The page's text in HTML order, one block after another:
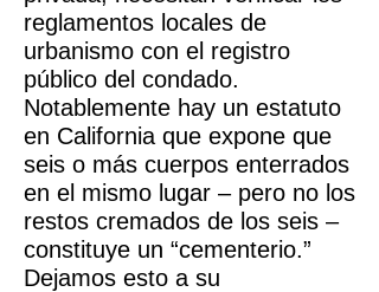
reglamentos locales de
urbanismo con el registro
público del condado.
Notablemente hay un estatuto
en California que expone que
seis o más cuerpos enterrados
en el mismo lugar – pero no los
restos cremados de los seis –
constituye un “cementerio.”
Dejamos esto a su